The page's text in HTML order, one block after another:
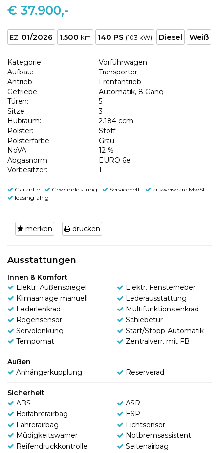
€ 37.900,-
EZ: 01/2026 1.500 km 140 PS (103 kW) Diesel Weiß
Kategorie:
Vorführwagen
Aufbau:
Transporter
Antrieb:
Frontantrieb
Getriebe:
Automatik, 8 Gang
Türen:
5
Sitze:
3
Hubraum:
2.184 ccm
Polster:
Stoff
Polsterfarbe:
Grau
NoVA:
12 %
Abgasnorm:
EURO 6e
Vorbesitzer:
1
Garantie Gewährleistung Serviceheft
ausweisbare MwSt.
leasingfähig
merken drucken
Ausstattungen
Innen & Komfort
Elektr. Außenspiegel
Elektr. Fensterheber
Klimaanlage manuell
Lederausstattung
Lederlenkrad
Multifunktionslenkrad
Regensensor
Schiebetür
Servolenkung
Start/Stopp-Automatik
Tempomat
Zentralverr. mit FB
Außen
Anhängerkupplung
Reserverad
Sicherheit
ABS
ASR
Beifahrerairbag
ESP
Fahrerairbag
Lichtsensor
Müdigkeitswarner
Notbremsassistent
Reifendruckkontrolle
Seitenairbag